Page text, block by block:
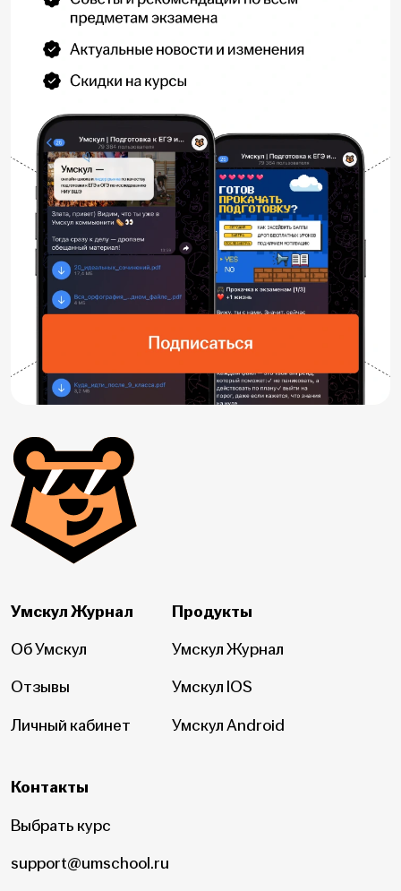
Умскул Журнал
Об Умскул
Отзывы
Личный кабинет
Продукты
Умскул Журнал
Умскул IOS
Умскул Android
Контакты
Выбрать курс
support@umschool.ru